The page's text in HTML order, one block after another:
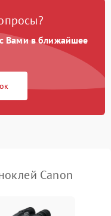
Подробнее →
Подробнее →
Подробнее →
Вами в ближайшее
Canon